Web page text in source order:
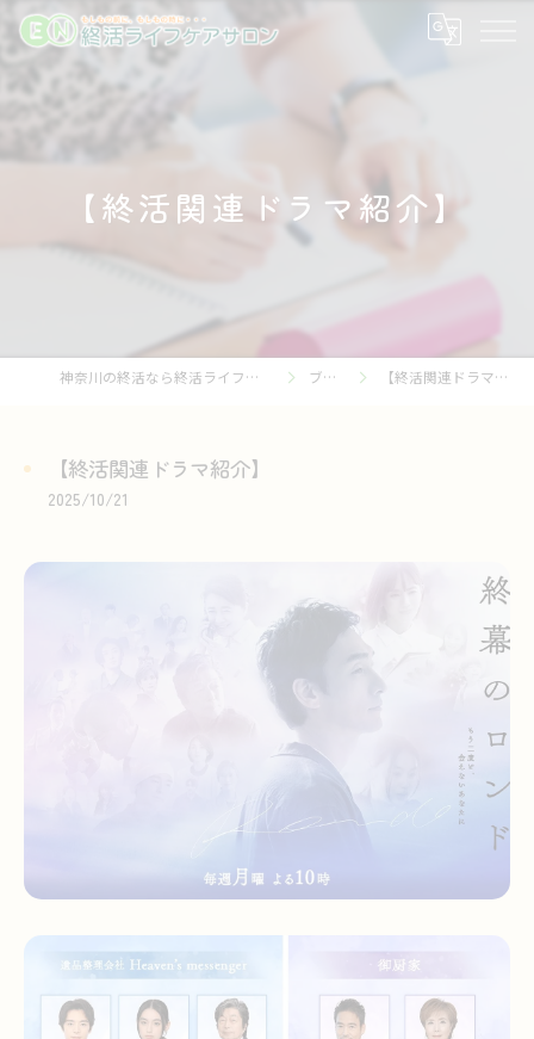
【終活関連ドラマ紹介】
神奈川の終活なら終活ライフケアサロン ブログ 【終活関連ドラマ紹介】
【終活関連ドラマ紹介】
2025/10/21